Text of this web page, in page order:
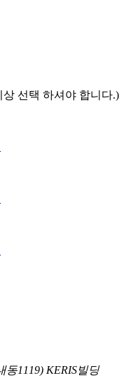
선택 하셔야 합니다.)
동1119) KERIS빌딩